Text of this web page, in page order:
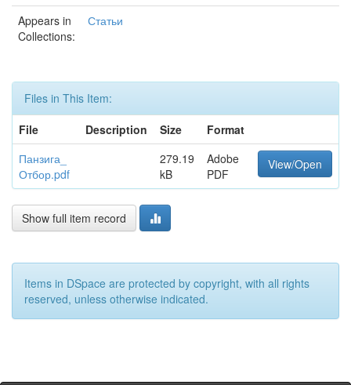
Appears in
Collections:
Статьи
Files in This Item:
File
Description Size
Format
Панзига_
Отбор.pdf
279.19
kB
Adobe
PDF
View/Open
Show full item record
Items in DSpace are protected by copyright, with all rights
reserved, unless otherwise indicated.